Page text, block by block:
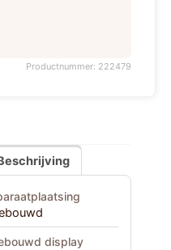
Productnummer: 222479
display